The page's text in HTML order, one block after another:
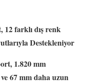
12 farklı dış renk
Destekleniyor
1.820 mm
67 mm daha uzun